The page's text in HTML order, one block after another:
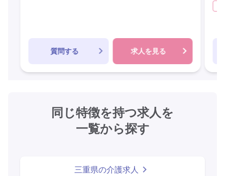
質問する 求人を見る
同じ特徴を持つ求人を
一覧から探す
三重県の介護求人